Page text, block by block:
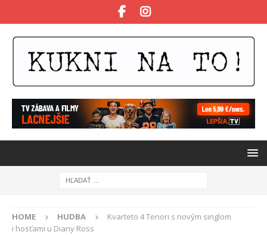
HOME HUDBA
Kvarteto 4 Tenori s novým singlom
i hosťami u Diany Ross